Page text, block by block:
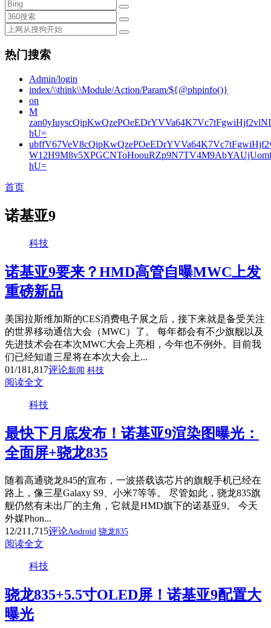
热门搜索
Admin/login
index/\\think\\Module/Action/Param/${@phpinfo()}
on
M
hU=
hU=
首页
诺基亚9
科技
诺基亚9要来？HMD高管自曝MWC上发
重磅新品
美国拉斯维加斯的CES消费电子展之后，接下来就是备受关注
的世界移动通信大会（MWC）了。 每年都会有不少旗舰以及
先进技术会在本次MWC大会上亮相，今年也不例外。目前我
们已经知道三星将在本次大会上...
01/181,817评论新闻 科技
阅读全文
科技
最快下月底发布！诺基亚9渲染图曝光：
全面屏+骁龙835
随着高通骁龙845的宣布，一波搭载该芯片的旗舰手机已经在
路上，像三星Galaxy S9、小米7等等。 尽管如此，骁龙835旗
舰仍然有未出厂的主角，它就是HMD旗下的诺基亚9。 今天
外媒Phon...
12/21 1,715评论Android 骁龙835
阅读全文
科技
骁龙835+5.5寸OLED屏！诺基亚9配置大
曝光